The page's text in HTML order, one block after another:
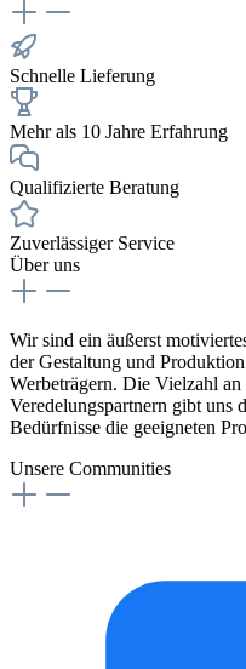
Schnelle Lieferung
Mehr als 10 Jahre Erfahrung
Qualifizierte Beratung
Zuverlässiger Service
Über uns
Wir sind ein äußerst
der Gestaltung und
Werbeträgern. Die Vielzahl
Veredelungspartnern gibt uns
Bedürfnisse die geeigneten
Unsere Communities